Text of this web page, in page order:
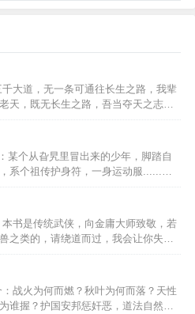
大道，无一条可通往长生之路，我辈
天，既无长生之路，吾当夺天之志，
某个从旮旯里冒出来的少年，脚踏自
系个祖传护身符，一身运动服......我
书是传统武侠，向金庸大师致敬，若
之类的，请绕道而过，我会让你失
战火为何而燃？秋叶为何而落？天性
谁握？护国安邦惩奸恶，道法自然除